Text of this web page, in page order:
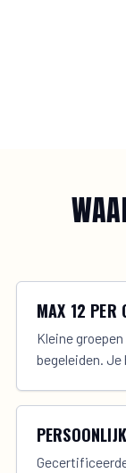
MAX 12 PER
Kleine
begeleiden. Je